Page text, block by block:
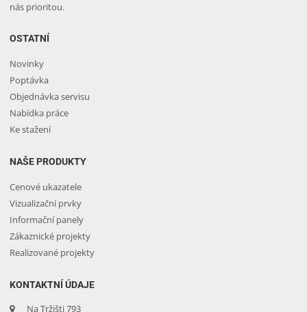
nás prioritou.
OSTATNÍ
Novinky
Poptávka
Objednávka servisu
Nabídka práce
Ke stažení
NAŠE PRODUKTY
Cenové ukazatele
Vizualizační prvky
Informační panely
Zákaznické projekty
Realizované projekty
KONTAKTNÍ ÚDAJE
Na Tržišti 793